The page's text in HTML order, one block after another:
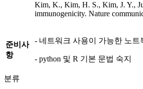
Kim, K., Kim, H. S., Kim, J. Y.,
immunogenicity. Nature
준비사
항
- 네트워크 사용이 가능한 노트
- python 및 R 기본 문법 숙지
분류